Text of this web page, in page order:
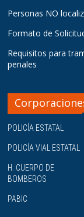
Personas NO
Formato de
Requisitos para
penales
POLICÍA ESTATAL
POLICÍA VIAL ESTATAL
H. CUERPO DE
BOMBEROS
PABIC